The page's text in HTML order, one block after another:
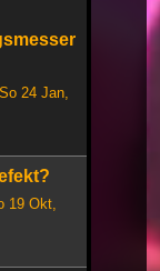
So 24 Jan,
19 Okt,